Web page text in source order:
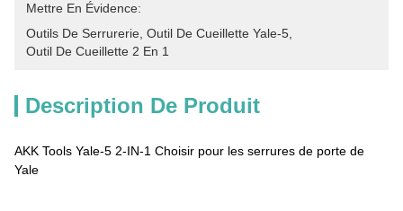
Mettre En Évidence:
Outils De Serrurerie Outil De Cueillette Yale-5
Outil De Cueillette 2 En 1
Description De Produit
AKK Tools Yale-5 2-IN-1 Choisir pour les serrures de porte de
Yale